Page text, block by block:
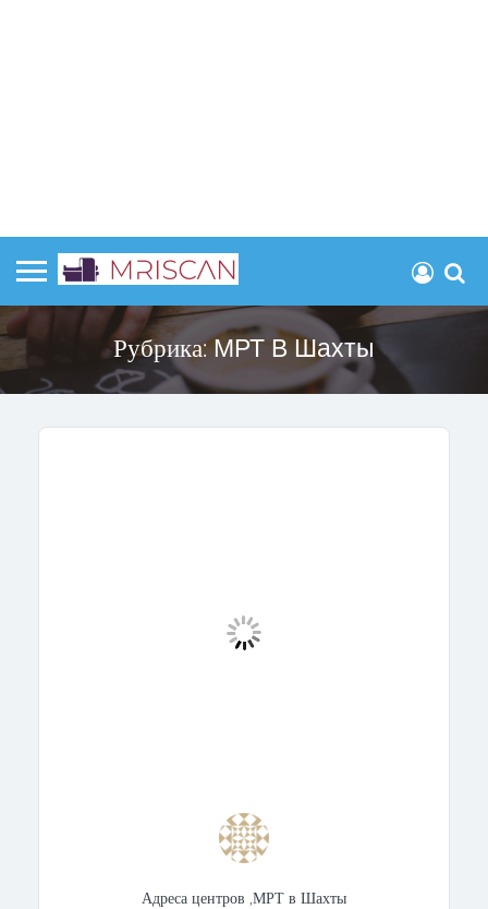
Рубрика:МРТ В Шахты
Адреса центров ,МРТ в Шахты